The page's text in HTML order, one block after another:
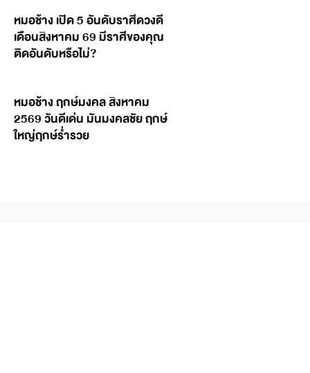
หมอช้าง เปิด 5 อันดับราศีดวงดี
เดือนสิงหาคม 69 มีราศีของคุณ
ติดอันดับหรือไม่?
หมอช้าง ฤกษ์มงคล สิงหาคม
2569 วันดีเด่น มันมงคลชัย ฤกษ์
ใหญ่ฤกษ์ร่ำรวย